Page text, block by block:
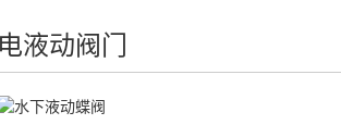
电液动阀门